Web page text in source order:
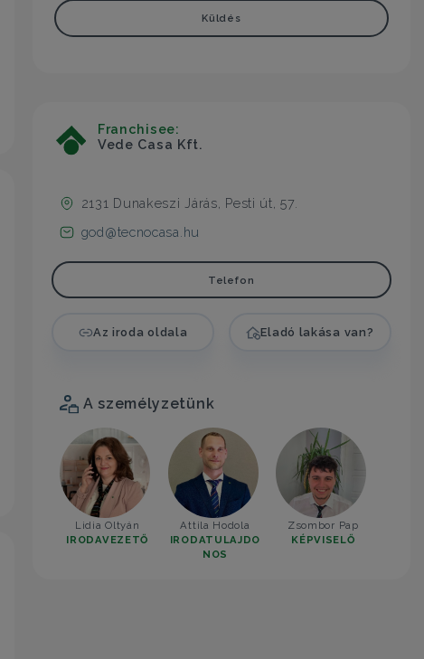
Küldés
Franchisee:
Vede Casa Kft.
2131 Dunakeszi Járás, Pesti út, 57.
god@tecnocasa.hu
Telefon
Az iroda oldala Eladó lakása van?
A személyzetünk
Lidia Oltyán
IRODAVEZETŐ
Attila Hodola
IRODATULAJDO
NOS
Zsombor Pap
KÉPVISELŐ